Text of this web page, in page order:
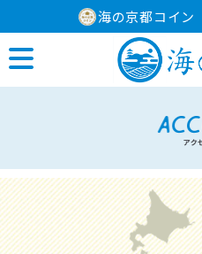
海の京都コイン